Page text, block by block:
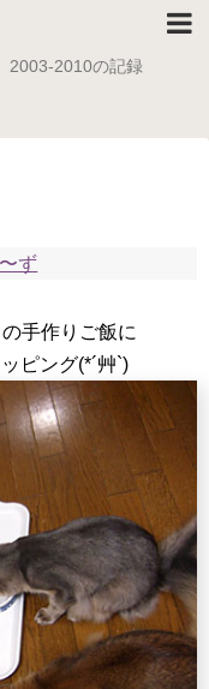
2003-2010の記録
ず
手作りご飯に
ピング(*´艸`)